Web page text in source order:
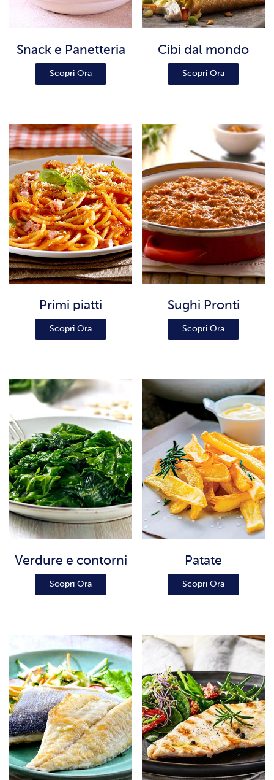
Snack e Panetteria
Scopri Ora
Cibi dal mondo
Scopri Ora
Primi piatti
Scopri Ora
Sughi Pronti
Scopri Ora
Verdure e contorni
Scopri Ora
Patate
Scopri Ora